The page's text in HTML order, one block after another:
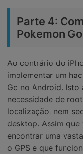
Parte 4:
Pokemon
Ao contrário do
implementar um
Go no Android. Isto
necessidade de
localização, nem
desktop. Assim
encontrar uma
o GPS e que